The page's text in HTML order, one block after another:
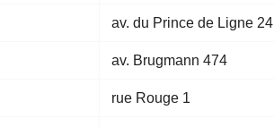
av. du Prince de Ligne 24
av. Brugmann 474
rue Rouge 1